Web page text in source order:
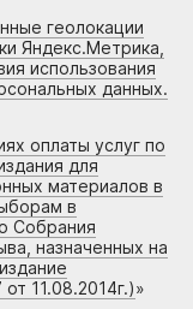
геолокации
Яндекс.Метрика,
использования
данных.
оплаты услуг по
для
материалов в
в
Собрания
назначенных на
11.08.2014г.)»